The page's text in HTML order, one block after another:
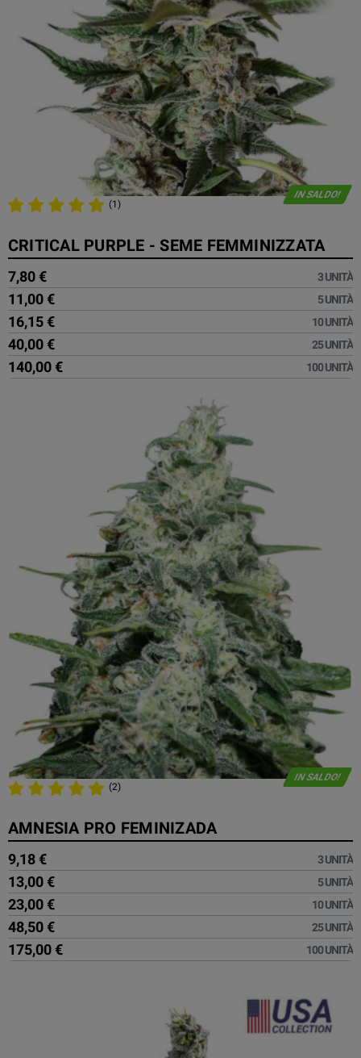
IN SALDO!
(1)
CRITICAL PURPLE - SEME FEMMINIZZATA
7,80 € 3 UNITÀ
11,00 € 5 UNITÀ
16,15 € 10 UNITÀ
40,00 € 25 UNITÀ
140,00 € 100 UNITÀ
IN SALDO!
(2)
AMNESIA PRO FEMINIZADA
9,18 € 3 UNITÀ
13,00 € 5 UNITÀ
23,00 € 10 UNITÀ
48,50 € 25 UNITÀ
175,00 € 100 UNITÀ